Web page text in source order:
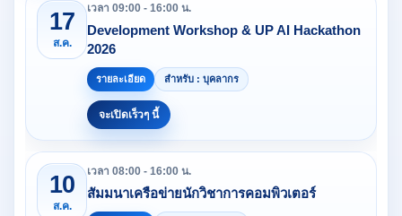
17
ส.ค.
เวลา 09:00 - 16:00 น.
Development Workshop & UP AI Hackathon
2026
รายละเอียด สำหรับ : บุคลากร
จะเปิดเร็วๆ นี้
10
ส.ค.
เวลา 08:00 - 16:00 น.
สัมมนาเครือข่ายนักวิชาการคอมพิวเตอร์